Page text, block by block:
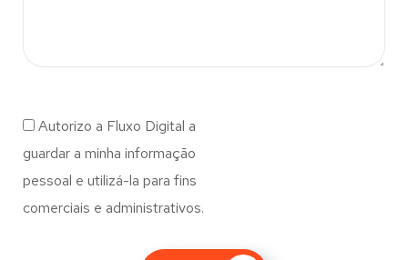
Autorizo a Fluxo Digital a
guardar a minha informação
pessoal e utilizá-la para fins
comerciais e administrativos.